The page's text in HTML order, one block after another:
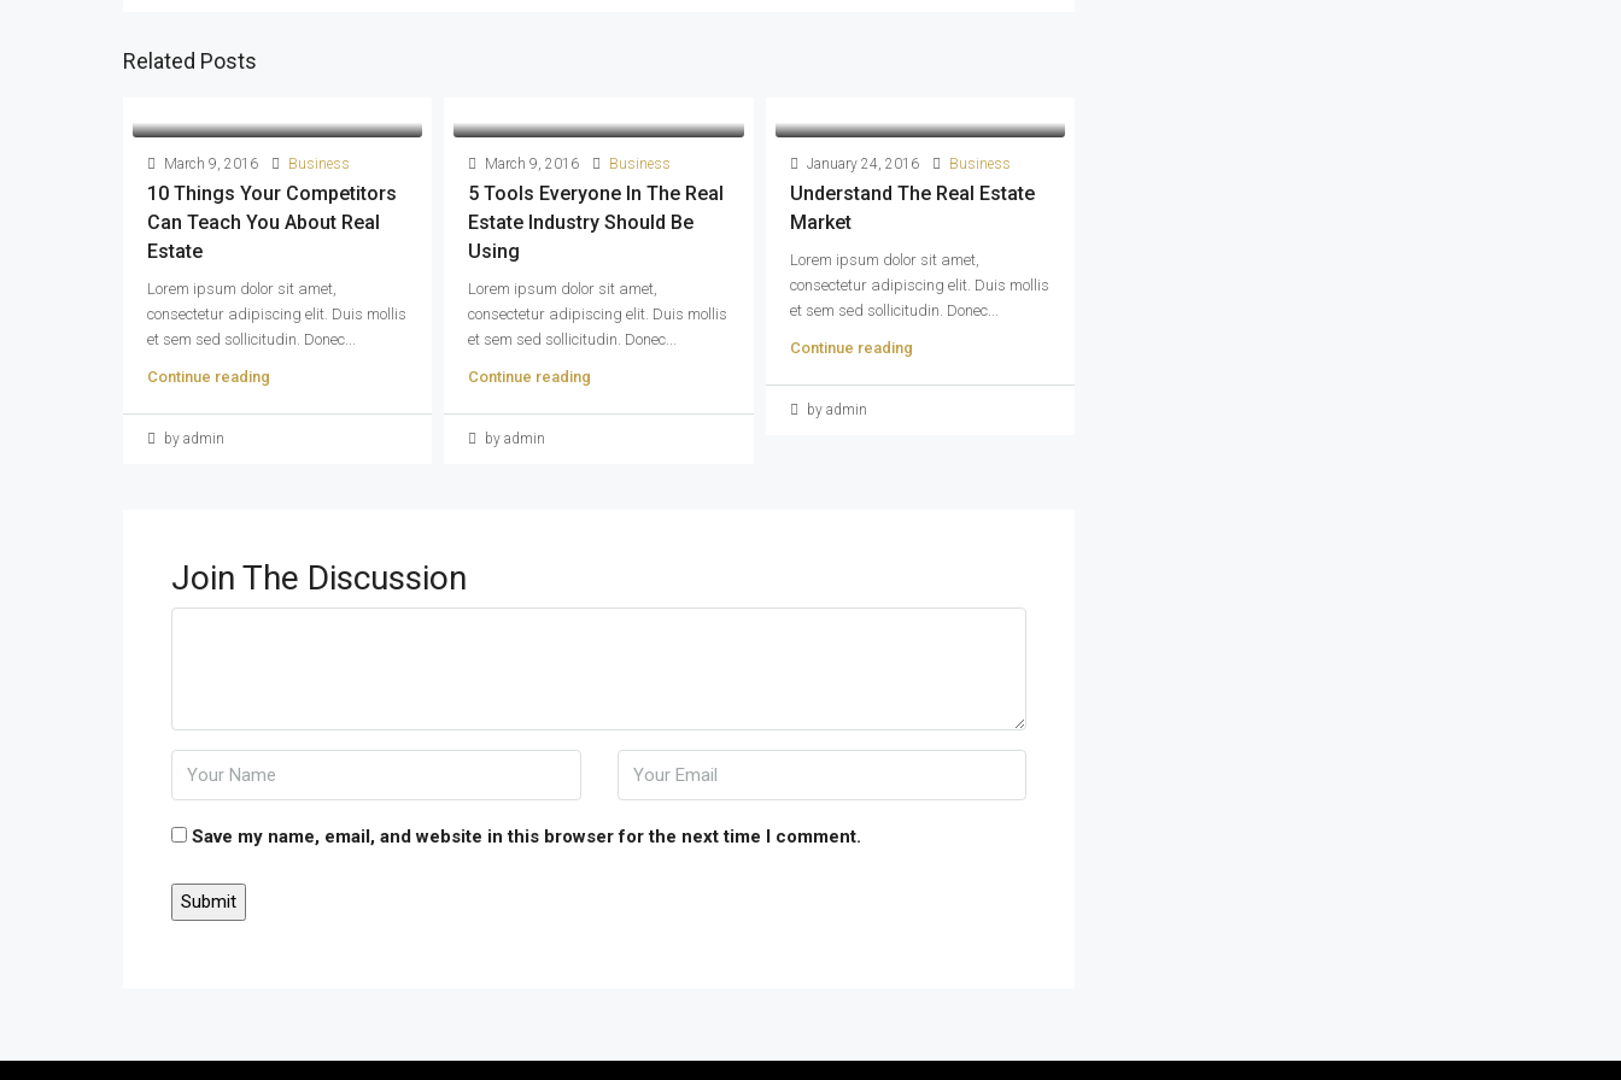
Related Posts
March 9, 2016 Business
10 Things Your Competitors
Can Teach You About Real
Estate
Lorem ipsum dolor sit amet,
consectetur adipiscing elit. Duis mollis
et sem sed sollicitudin. Donec...
Continue reading
by admin
March 9, 2016 Business
5 Tools Everyone In The Real
Estate Industry Should Be
Using
Lorem ipsum dolor sit amet,
consectetur adipiscing elit. Duis mollis
et sem sed sollicitudin. Donec...
Continue reading
by admin
January 24, 2016 Business
Understand The Real Estate
Market
Lorem ipsum dolor sit amet,
consectetur adipiscing elit. Duis mollis
et sem sed sollicitudin. Donec...
Continue reading
by admin
Join The Discussion
Save my name, email, and website in this browser for the next time I comment.